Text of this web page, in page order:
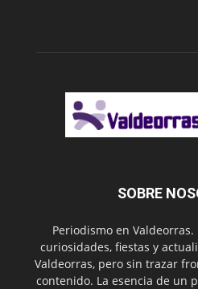
SOBRE
Periodismo en
curiosidades, fiestas y
Valdeorras, pero sin trazar
contenido. La esencia de un